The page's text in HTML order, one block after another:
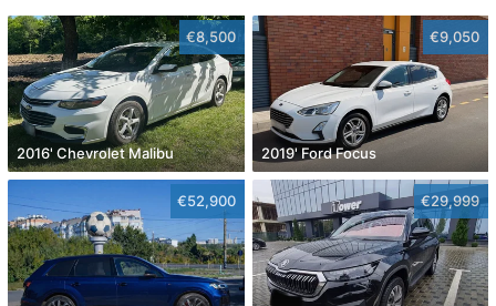
€8,500
2016' Chevrolet Malibu
€9,050
2019' Ford Focus
€52,900 €29,999